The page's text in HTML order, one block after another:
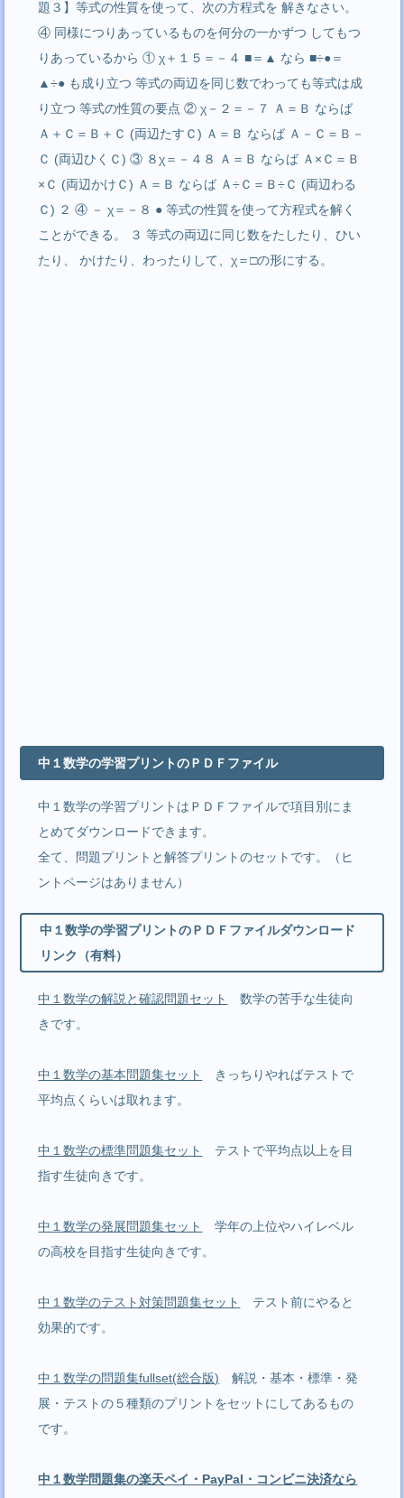
題３】等式の性質を使って、次の方程式を 解きなさい。
④ 同様につりあっているものを何分の一かずつ してもつ
りあっているから ① χ＋１５＝－４ ■＝▲ なら ■÷●＝
▲÷● も成り立つ 等式の両辺を同じ数でわっても等式は成
り立つ 等式の性質の要点 ② χ－２＝－７ Ａ＝Ｂ ならば
Ａ＋Ｃ＝Ｂ＋Ｃ (両辺たすＣ) Ａ＝Ｂ ならば Ａ－Ｃ＝Ｂ－
Ｃ (両辺ひくＣ) ③ ８χ＝－４８ Ａ＝Ｂ ならば Ａ×Ｃ＝Ｂ
×Ｃ (両辺かけＣ) Ａ＝Ｂ ならば Ａ÷Ｃ＝Ｂ÷Ｃ (両辺わる
Ｃ) ２ ④ － χ＝－８ ● 等式の性質を使って方程式を解く
ことができる。 ３ 等式の両辺に同じ数をたしたり、ひい
たり、 かけたり、わったりして、χ＝□の形にする。
中１数学の学習プリントのＰＤＦファイル
中１数学の学習プリントはＰＤＦファイルで項目別にま
とめてダウンロードできます。
全て、問題プリントと解答プリントのセットです。（ヒ
ントページはありません）
中１数学の学習プリントのＰＤＦファイルダウンロード
リンク（有料）
中１数学の解説と確認問題セット
数学の苦手な生徒向
きです。
中１数学の基本問題集セット
きっちりやればテストで
平均点くらいは取れます。
中１数学の標準問題集セット
テストで平均点以上を目
指す生徒向きです。
中１数学の発展問題集セット
学年の上位やハイレベル
の高校を目指す生徒向きです。
中１数学のテスト対策問題集セット
テスト前にやると
効果的です。
中１数学の問題集fullset(総合版) 解説・基本・標準・発
展・テストの５種類のプリントをセットにしてあるもの
です。
中１数学問題集の楽天ペイ・PayPal・コンビニ決済なら